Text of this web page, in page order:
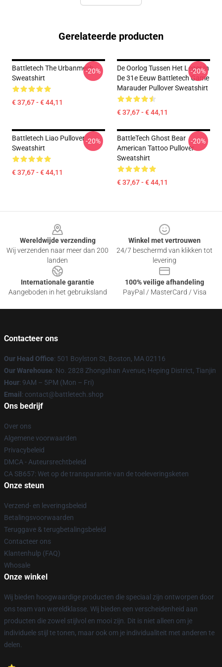
Gerelateerde producten
Battletech The Urbanmech
Sweatshirt
€ 37,67 - € 44,11
-20%
De Oorlog Tussen Het Leger In
De 31e Eeuw Battletech Game
Marauder Pullover Sweatshirt
€ 37,67 - € 44,11
-20%
Battletech Liao Pullover
Sweatshirt
€ 37,67 - € 44,11
-20%
BattleTech Ghost Bear
American Tattoo Pullover
Sweatshirt
€ 37,67 - € 44,11
-20%
Wereldwijde verzending
Wij verzenden naar meer dan 200
landen
Winkel met vertrouwen
24/7 beschermd van klikken tot
levering
Internationale garantie
Aangeboden in het gebruiksland
100% veilige afhandeling
PayPal / MasterCard / Visa
Contacteer ons
Our Head Office: 501 Boylston St, Boston, MA 02116
Our Warehouse: No. 2828 Zhongshan Avenue, Heping District, Tianjin
Hour: 9AM – 5PM (Mon – Fri)
Email : contact@battletech.shop
Ons bedrijf
Over ons
Algemene voorwaarden
Privacybeleid
DMCA - Auteursrechtbeleid
CA SB657: Wet op de transparantie van de toeleveringsketen
Onze steun
Verzend- en leveringsbeleid
Betalingsvoorwaarden
Teruggave & terugbetalingsbeleid
Contacteer ons
Klantenhulp (FAQ)
Whosale
Onze winkel
Wij bieden hoogwaardige producten die speciaal zijn ontworpen door
ons team van wereldklasse. Wij bieden een verscheidenheid aan
producten die zowel stijlvol en mooi zijn. Dit is niet alleen om je
individuele stijl te tonen, maar ook om je individualiteit met anderen te
delen.